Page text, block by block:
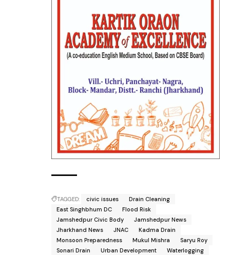
TAGGED: civic issues
Drain Cleaning
East Singhbhum DC
Flood Risk
Jamshedpur Civic Body
Jamshedpur News
Jharkhand News
JNAC
Kadma Drain
Monsoon Preparedness
Mukul Mishra
Saryu Roy
Sonari Drain
Urban Development Waterlogging